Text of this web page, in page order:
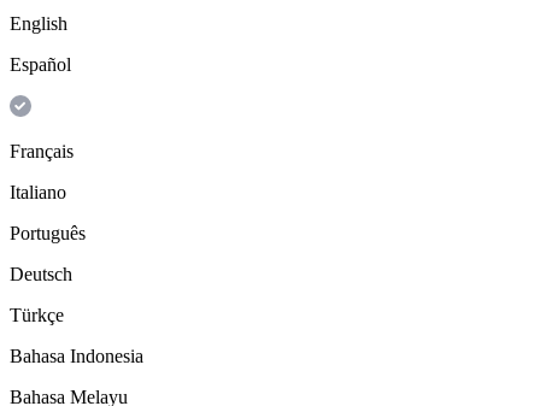
English
Español
Français
Italiano
Português
Deutsch
Türkçe
Bahasa Indonesia
Bahasa Melayu